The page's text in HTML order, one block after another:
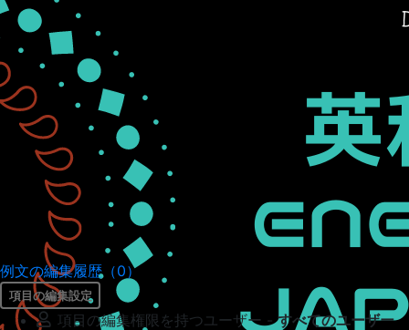
例文の編集履歴（0）
項目の編集設定
項目の編集権限を持つユーザー -すべてのユーザー